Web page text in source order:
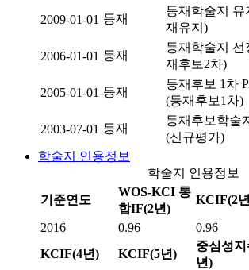
2009-01-01 등재
등재학술지 유
재유지)
2006-01-01 등재
등재학술지 선
재후보2차)
2005-01-01 등재
등재후보 1차
(등재후보1차)
2003-07-01 등재
등재후보학술
(신규평가)
학술지 인용정보
학술지 인용정보
기준연도
WOS-KCI 통
합IF(2년)
KCIF(2
2016 0.96 0.96
KCIF(4년)
KCIF(5년)
중심성지
년)